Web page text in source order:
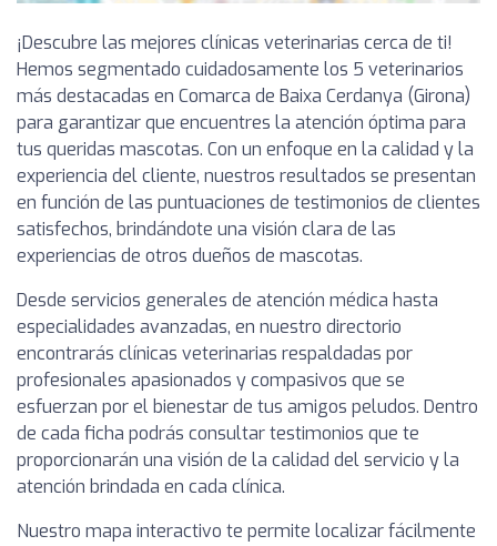
¡Descubre las mejores clínicas veterinarias cerca de ti!
Hemos segmentado cuidadosamente los 5 veterinarios
más destacadas en Comarca de Baixa Cerdanya (Girona)
para garantizar que encuentres la atención óptima para
tus queridas mascotas. Con un enfoque en la calidad y la
experiencia del cliente, nuestros resultados se presentan
en función de las puntuaciones de testimonios de clientes
satisfechos, brindándote una visión clara de las
experiencias de otros dueños de mascotas.
Desde servicios generales de atención médica hasta
especialidades avanzadas, en nuestro directorio
encontrarás clínicas veterinarias respaldadas por
profesionales apasionados y compasivos que se
esfuerzan por el bienestar de tus amigos peludos. Dentro
de cada ficha podrás consultar testimonios que te
proporcionarán una visión de la calidad del servicio y la
atención brindada en cada clínica.
Nuestro mapa interactivo te permite localizar fácilmente